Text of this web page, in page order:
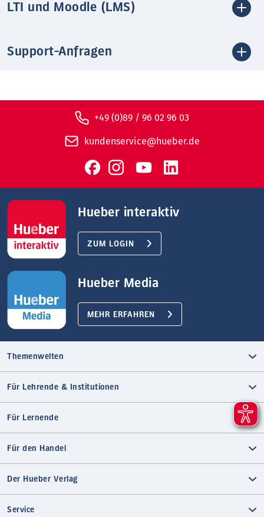
LTI und Moodle (LMS)
Support-Anfragen
+49 (0)89 / 96 02 96 03
kundenservice@hueber.de
Hueber interaktiv
ZUM LOGIN
Hueber Media
MEHR ERFAHREN
Themenwelten
Für Lehrende & Institutionen
Für Lernende
Für den Handel
Der Hueber Verlag
Service